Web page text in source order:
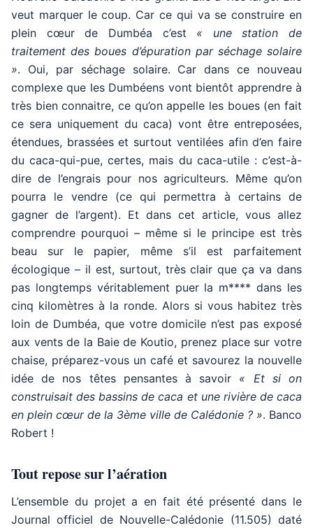
veut marquer le coup. Car ce qui va se construire en
plein cœur de Dumbéa c’est « une station de
traitement des boues d’épuration par séchage solaire
». Oui, par séchage solaire. Car dans ce nouveau
complexe que les Dumbéens vont bientôt apprendre à
très bien connaitre, ce qu’on appelle les boues (en fait
ce sera uniquement du caca) vont être entreposées,
étendues, brassées et surtout ventilées afin d’en faire
du caca-qui-pue, certes, mais du caca-utile : c’est-à-
dire de l’engrais pour nos agriculteurs. Même qu’on
pourra le vendre (ce qui permettra à certains de
gagner de l’argent). Et dans cet article, vous allez
comprendre pourquoi – même si le principe est très
beau sur le papier, même s’il est parfaitement
écologique – il est, surtout, très clair que ça va dans
pas longtemps véritablement puer la m**** dans les
cinq kilomètres à la ronde. Alors si vous habitez très
loin de Dumbéa, que votre domicile n’est pas exposé
aux vents de la Baie de Koutio, prenez place sur votre
chaise, préparez-vous un café et savourez la nouvelle
idée de nos têtes pensantes à savoir « Et si on
construisait des bassins de caca et une rivière de caca
en plein cœur de la 3ème ville de Calédonie ? ». Banco
Robert !
Tout repose sur l’aération
L’ensemble du projet a en fait été présenté dans le
Journal officiel de Nouvelle-Calédonie (11.505) daté